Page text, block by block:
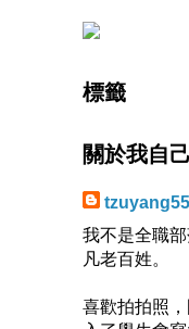
標籤
關於我自己
我不是全職
凡老百姓。
喜歡拍拍照